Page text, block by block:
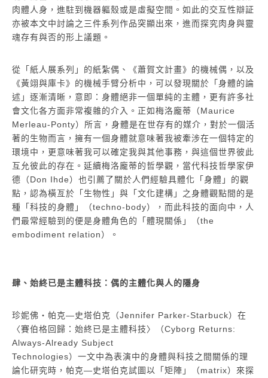
肉體人身，進駐到機器軀殼或是虛擬空間。如此的交互性辯証
亦被本文中討論之三件系列作品突顯出來，進而探究肉身與靈
魂存有與否的形上議題。
從「紙人展系列」的紙紮偶、《蕭賀文計畫》的機械偶，以及
《黃翊與庫卡》的機械手臂分析中，可以發現關於「身體的論
述」逐漸清晰，意即：身體絕非一個單純的主體，更有許多社
會文化各方面非常複雜的介入。正如梅洛龐蒂（Maurice
Merleau-Ponty）所言，身體是在世存有的媒介，對於一個活
著的生物而言，擁有一個身體就意味著我被牽涉在一個特定的
環境中，更意味著我可以確定我與其他事務，與這個世界彼此
互允彼此的存在。延續梅洛龐蒂的哲學觀，當代科技哲學家伊
德（Don Ihde）也引薦了關於人們經驗具體化「身體」的觀
點，認為橫亙於「生物性」與「文化建構」之身體觀點間的是
種「科技的身體」（techno-body），而此科技的面向中，人
們最常經驗到的便是身體角色的「體現關係」（the
embodiment relation）。
肆、始終已是主體科技：偶的主體化與人的隱身
珍妮佛・帕克―史塔伯克（Jennifer Parker-Starbuck）在
〈賽伯格回歸：始終已是主體科技〉（Cyborg Returns:
Always-Already Subject
Technologies）一文中為表演中的身體與科技之間關係的理
論化研究時，帕克―史塔伯克試圖以「矩陣」（matrix）來探